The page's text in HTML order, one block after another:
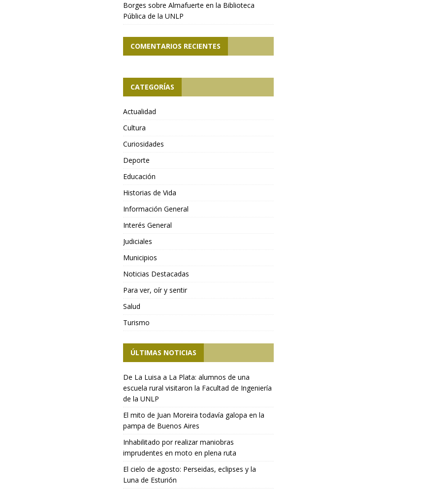
Borges sobre Almafuerte en la Biblioteca
Pública de la UNLP
COMENTARIOS RECIENTES
CATEGORÍAS
Actualidad
Cultura
Curiosidades
Deporte
Educación
Historias de Vida
Información General
Interés General
Judiciales
Municipios
Noticias Destacadas
Para ver, oír y sentir
Salud
Turismo
ÚLTIMAS NOTICIAS
De La Luisa a La Plata: alumnos de una
escuela rural visitaron la Facultad de Ingeniería
de la UNLP
El mito de Juan Moreira todavía galopa en la
pampa de Buenos Aires
Inhabilitado por realizar maniobras
imprudentes en moto en plena ruta
El cielo de agosto: Perseidas, eclipses y la
Luna de Esturión